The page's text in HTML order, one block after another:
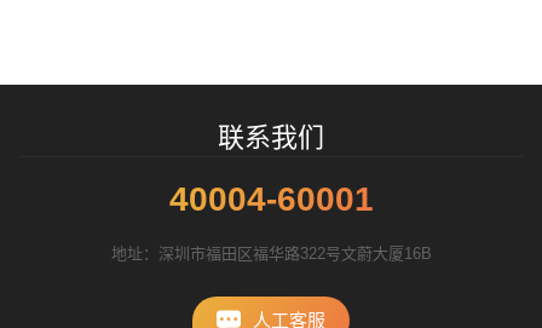
联系我们
40004-60001
地址：深圳市福田区福华路322号文蔚大厦16B
人工客服